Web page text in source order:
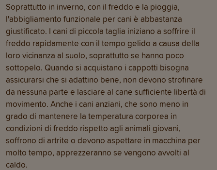
Soprattutto in inverno, con il freddo e la pioggia,
l'abbigliamento funzionale per cani è abbastanza
giustificato. I cani di piccola taglia iniziano a soffrire il
freddo rapidamente con il tempo gelido a causa della
loro vicinanza al suolo, soprattutto se hanno poco
sottopelo. Quando si acquistano i cappotti bisogna
assicurarsi che si adattino bene, non devono strofinare
da nessuna parte e lasciare al cane sufficiente libertà di
movimento. Anche i cani anziani, che sono meno in
grado di mantenere la temperatura corporea in
condizioni di freddo rispetto agli animali giovani,
soffrono di artrite o devono aspettare in macchina per
molto tempo, apprezzeranno se vengono avvolti al
caldo.